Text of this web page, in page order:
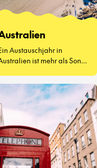
Austauschjahr in
ist mehr als Sonne
kennenzulernen, Vegemite
probieren (ja, wirklich)
und zu erleben, wie sich der
auf der anderen
der Welt anfühlt.